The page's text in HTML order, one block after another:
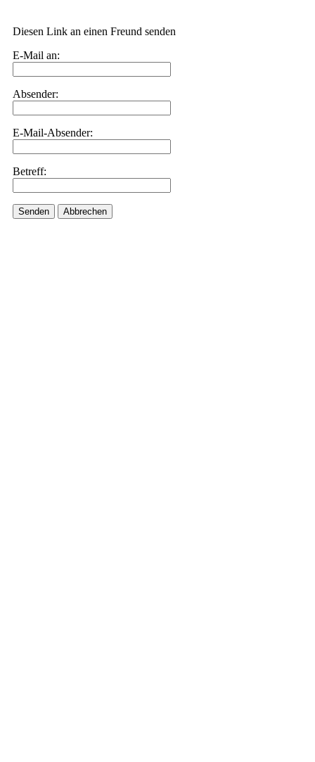
Diesen Link an einen Freund senden
E-Mail an:
Absender:
E-Mail-Absender:
Betreff:
Senden Abbrechen